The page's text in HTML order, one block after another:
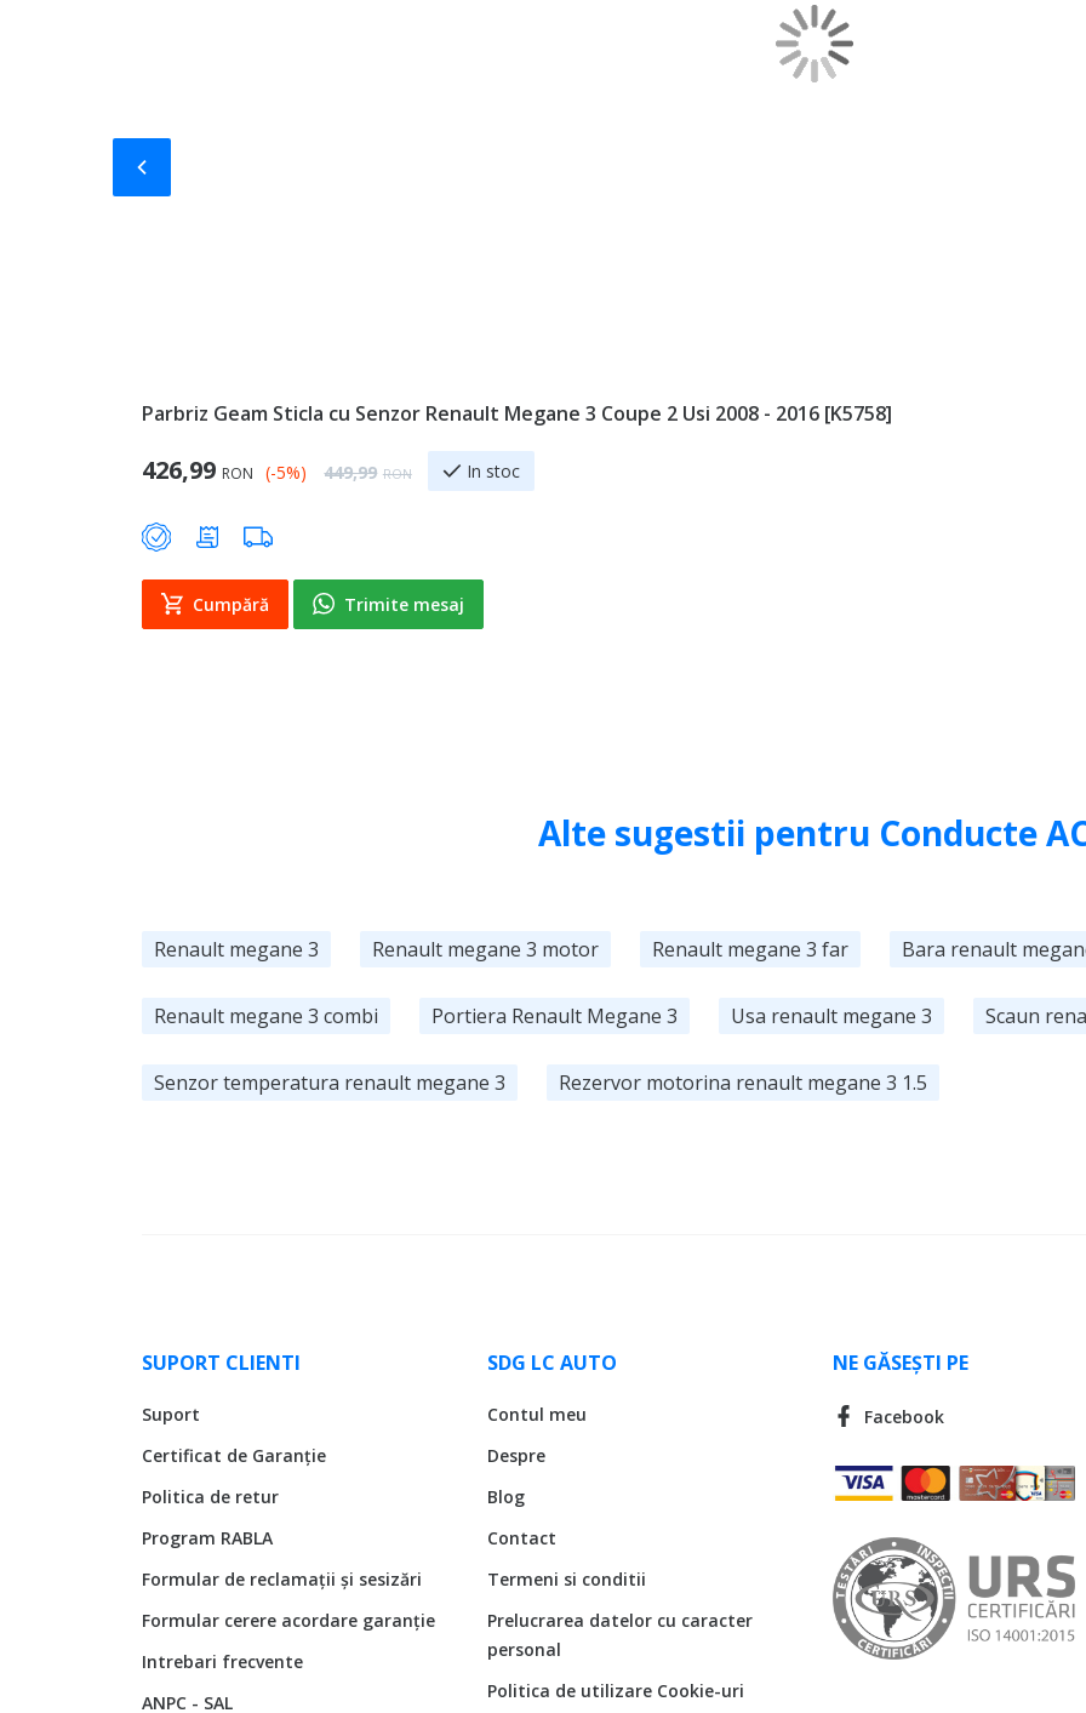
Parbriz Geam Sticla cu Senzor Renault Megane 3 Coupe 2 Usi 2008 - 2016 [K5758]
Special Price
426,99 RON (-5%) Regular Price
449,99 RON In stoc
Cumpără Trimite mesaj
Slide-ul anterior
Alte sugestii pentru Conducte
Renault megane 3 Renault megane 3 motor Renault megane 3 far Bara renault
Renault megane 3 combi Portiera Renault Megane 3 Usa renault megane 3 Scaun
Senzor temperatura renault megane 3 Rezervor motorina renault megane 3 1.5
SUPORT CLIENTI
Suport
Certificat de Garanție
Politica de retur
Program RABLA
Formular de reclamații și sesizări
Formular cerere acordare garanție
Intrebari frecvente
ANPC - SAL
SDG LC AUTO
Contul meu
Despre
Blog
Contact
Termeni si conditii
Prelucrarea datelor cu caracter
personal
Politica de utilizare Cookie-uri
NE GĂSEȘTI PE
Facebook